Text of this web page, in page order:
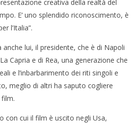
creativa della realtà del
E’ uno splendido riconoscimento, è
l’Italia”.
lui, il presidente, che è di Napoli
Capria e di Rea, una generazione che
e l’inbarbarimento dei riti singoli e
meglio di altri ha saputo cogliere
con cui il film è uscito negli Usa,